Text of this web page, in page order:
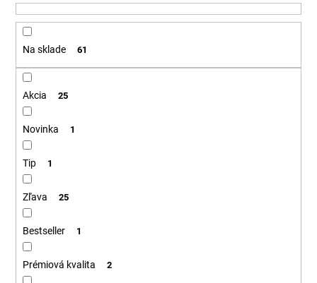
u
k
Na sklade 61
Akcia 25
Novinka 1
Tip 1
Zľava 25
Bestseller 1
Prémiová kvalita 2
á
ť
O